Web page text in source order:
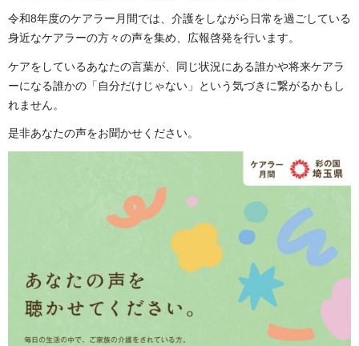
令和8年度のケアラー月間では、介護をしながら日常を過ごしている
身近なケアラーの方々の声を集め、広報啓発を行います。
ケアをしているあなたの言葉が、同じ状況にある誰かや将来ケアラ
ーになる誰かの「自分だけじゃない」という気づきに繋がるかもし
れません。
是非あなたの声をお聞かせください。